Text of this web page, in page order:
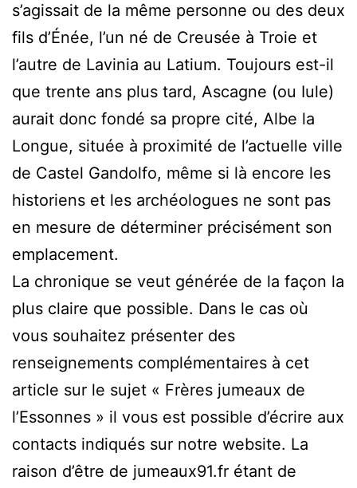
s’agissait de la même personne ou des deux
fils d’Énée, l’un né de Creusée à Troie et
l’autre de Lavinia au Latium. Toujours est-il
que trente ans plus tard, Ascagne (ou Iule)
aurait donc fondé sa propre cité, Albe la
Longue, située à proximité de l’actuelle ville
de Castel Gandolfo, même si là encore les
historiens et les archéologues ne sont pas
en mesure de déterminer précisément son
emplacement.
La chronique se veut générée de la façon la
plus claire que possible. Dans le cas où
vous souhaitez présenter des
renseignements complémentaires à cet
article sur le sujet « Frères jumeaux de
l’Essonnes » il vous est possible d’écrire aux
contacts indiqués sur notre website. La
raison d’être de jumeaux91.fr étant de